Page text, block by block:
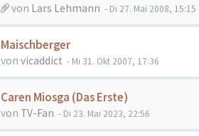
von Lars Lehmann - Di 27. Mai 2008, 15:15
Maischberger
von vicaddict - Mi 31. Okt 2007, 17:36
Caren Miosga (Das Erste)
von TV-Fan - Di 23. Mai 2023, 22:56